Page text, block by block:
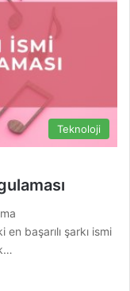
Teknoloji
başarılı şarkı ismi